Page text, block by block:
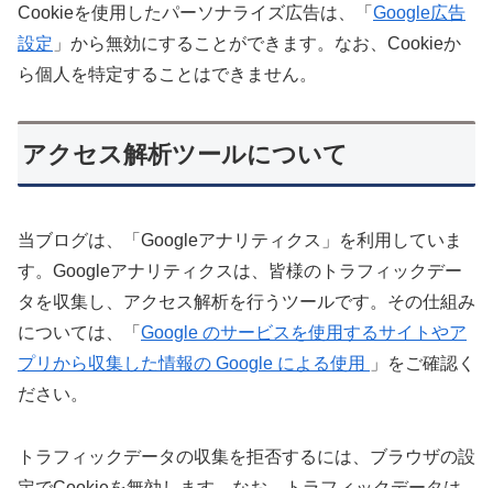
Cookieを使用したパーソナライズ広告は、「 Google広告
設定 」から無効にすることができます。なお、Cookieか
ら個人を特定することはできません。
アクセス解析ツールについて
当ブログは、「Googleアナリティクス」を利用していま
す。Googleアナリティクスは、皆様のトラフィックデー
タを収集し、アクセス解析を行うツールです。その仕組み
については、「 Google のサービスを使用するサイトやア
プリから収集した情報の Google による使用
」をご確認く
ださい。
トラフィックデータの収集を拒否するには、ブラウザの設